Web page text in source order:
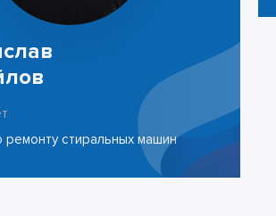
ремонту стиральных машин